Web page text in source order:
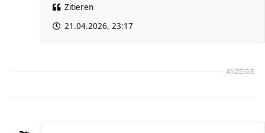
Zitieren
21.04.2026, 23:17
ANZEIGE